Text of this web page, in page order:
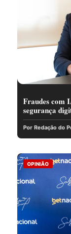
Fraudes com
segurança
Por Redação do
OPINIÃO